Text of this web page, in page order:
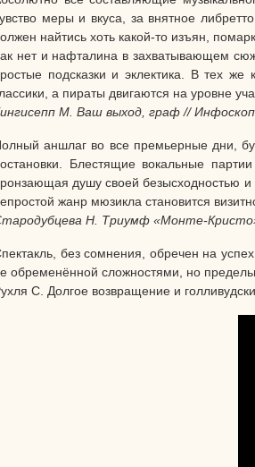
меры и вкуса, за внятное
найтись хоть какой-то изъян,
нет и нафталина в захватывающем
подсказки и эклектика. В тех
а пираты двигаются на уровне
М. Ваш выход, граф //
аншлаг во все премьерные дни,
Блестящие вокальные
душу своей безысходностью и
жанр мюзикла становится
Н. Триумф «Монте-
без сомнения, обречен на
обременённой сложностями, но
С. Долгое возвращение и